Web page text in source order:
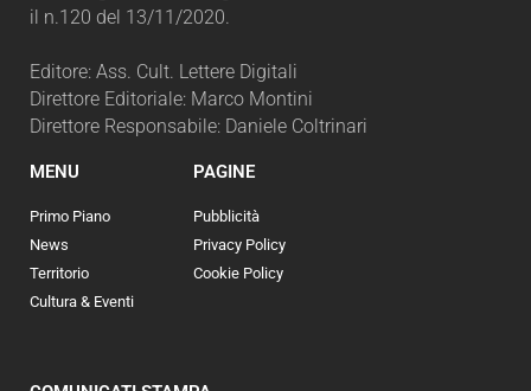
il n.120 del 13/11/2020.
Editore: Ass. Cult. Lettere Digitali
Direttore Editoriale: Marco Montini
Direttore Responsabile: Daniele Coltrinari
MENU
Primo Piano
News
Territorio
Cultura & Eventi
PAGINE
Pubblicità
Privacy Policy
Cookie Policy